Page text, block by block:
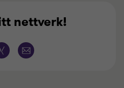
nettverk!